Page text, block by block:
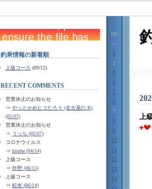
釣果情報の新着順
上級コース (09/12)
RECENT COMMENTS
営業休止のお知らせ
⇒ やっとかめヒコたろう (名古屋の K)
(05/07)
営業休止のお知らせ
⇒ うっち (05/07)
コロナウイルス
⇒ hirobe (04/14)
上級コース
⇒ 外野 (06/15)
上級コース
⇒ 松本 (06/14)
09
--
1
2
3
4
5
6
7
8
9
10
11
12
13
14
上